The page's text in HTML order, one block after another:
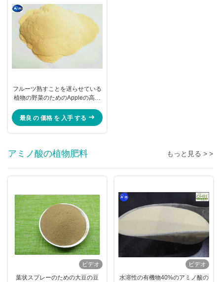
フルーツ熟すことを遅らせている
植物の野菜のためのAppleの高カ
最良 の 価格 を 入手 する
アミノ酸の植物肥料 もっと見る > >
ビデオ
葉状スプレーのための大豆の豆
ビデオ
水溶性の有機物40%のアミノ酸の